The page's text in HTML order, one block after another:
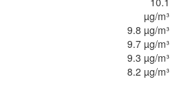
µg/m³
9.8 µg/m³
9.7 µg/m³
9.3 µg/m³
8.2 µg/m³